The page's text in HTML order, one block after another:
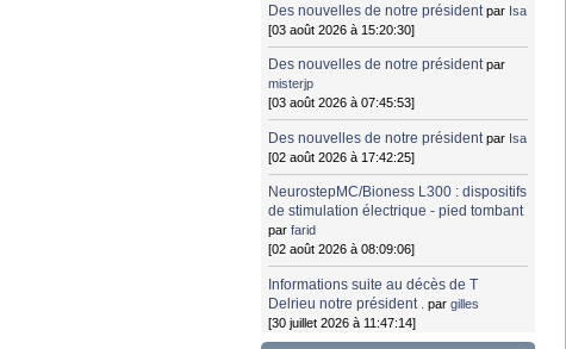
Des nouvelles de notre président par Isa
[03 août 2026 à 15:20:30]
Des nouvelles de notre président par
misterjp
[03 août 2026 à 07:45:53]
Des nouvelles de notre président par Isa
[02 août 2026 à 17:42:25]
NeurostepMC/Bioness L300 : dispositifs
de stimulation électrique - pied tombant
parfarid
[02 août 2026 à 08:09:06]
Informations suite au décès de T
Delrieu notre président .
pargilles
[30 juillet 2026 à 11:47:14]